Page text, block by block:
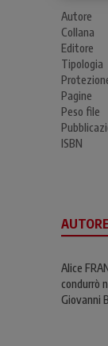
Autore
Collana
Editore
Tipologia
Pagine
Peso file
ISBN
Alice
condurrò
Giovanni